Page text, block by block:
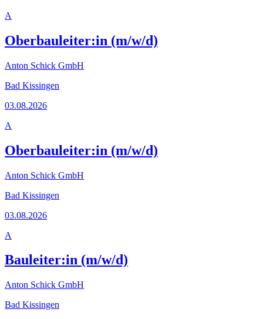
A
Oberbauleiter:in (m/w/d)
Anton Schick GmbH
Bad Kissingen
03.08.2026
A
Oberbauleiter:in (m/w/d)
Anton Schick GmbH
Bad Kissingen
03.08.2026
A
Bauleiter:in (m/w/d)
Anton Schick GmbH
Bad Kissingen